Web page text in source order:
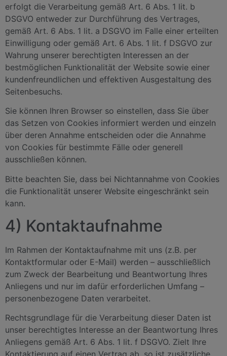
erfolgt die Verarbeitung gemäß Art. 6 Abs. 1 lit. b
DSGVO entweder zur Durchführung des Vertrages,
gemäß Art. 6 Abs. 1 lit. a DSGVO im Falle einer erteilten
Einwilligung oder gemäß Art. 6 Abs. 1 lit. f DSGVO zur
Wahrung unserer berechtigten Interessen an der
bestmöglichen Funktionalität der Website sowie einer
kundenfreundlichen und effektiven Ausgestaltung des
Seitenbesuchs.
Sie können Ihren Browser so einstellen, dass Sie über
das Setzen von Cookies informiert werden und einzeln
über deren Annahme entscheiden oder die Annahme
von Cookies für bestimmte Fälle oder generell
ausschließen können.
Bitte beachten Sie, dass bei Nichtannahme von Cookies
die Funktionalität unserer Website eingeschränkt sein
kann.
4) Kontaktaufnahme
Im Rahmen der Kontaktaufnahme mit uns (z.B. per
Kontaktformular oder E-Mail) werden – ausschließlich
zum Zweck der Bearbeitung und Beantwortung Ihres
Anliegens und nur im dafür erforderlichen Umfang –
personenbezogene Daten verarbeitet.
Rechtsgrundlage für die Verarbeitung dieser Daten ist
unser berechtigtes Interesse an der Beantwortung Ihres
Anliegens gemäß Art. 6 Abs. 1 lit. f DSGVO. Zielt Ihre